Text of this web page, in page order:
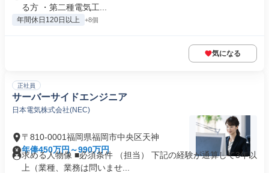
る方 ・第二種電気工...
年間休日120日以上 +8個
気になる
正社員
サーバーサイドエンジニア
日本電気株式会社(NEC)
〒810-0001福岡県福岡市中央区天神
年俸450万円～990万円
求める人物像 ■必須条件 （担当） 下記の経験が通算して3年以
上（業種、業務は問いませ...